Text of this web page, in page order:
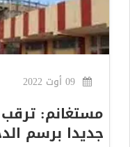
جديدا برسم